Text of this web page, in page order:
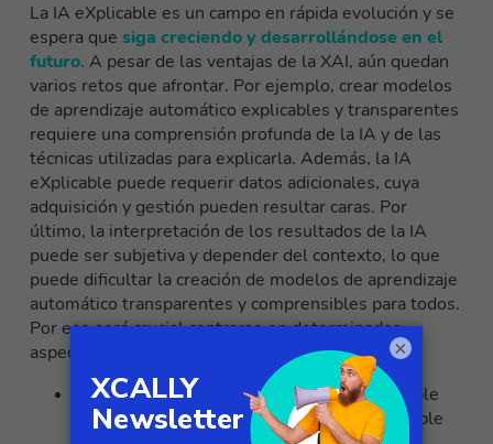
La IA eXplicable es un campo en rápida evolución y se
espera que siga creciendo y desarrollándose en el
futuro. A pesar de las ventajas de la XAI, aún quedan
varios retos que afrontar. Por ejemplo, crear modelos
de aprendizaje automático explicables y transparentes
requiere una comprensión profunda de la IA y de las
técnicas utilizadas para explicarla. Además, la IA
eXplicable puede requerir datos adicionales, cuya
adquisición y gestión pueden resultar caras. Por
último, la interpretación de los resultados de la IA
puede ser subjetiva y depender del contexto, lo que
puede dificultar la creación de modelos de aprendizaje
automático transparentes y comprensibles para todos.
Por eso será crucial centrarse en determinados
aspectos:
Normalización: A medida que la IA eXplicable
vaya adquiriendo más importancia, es probable
×